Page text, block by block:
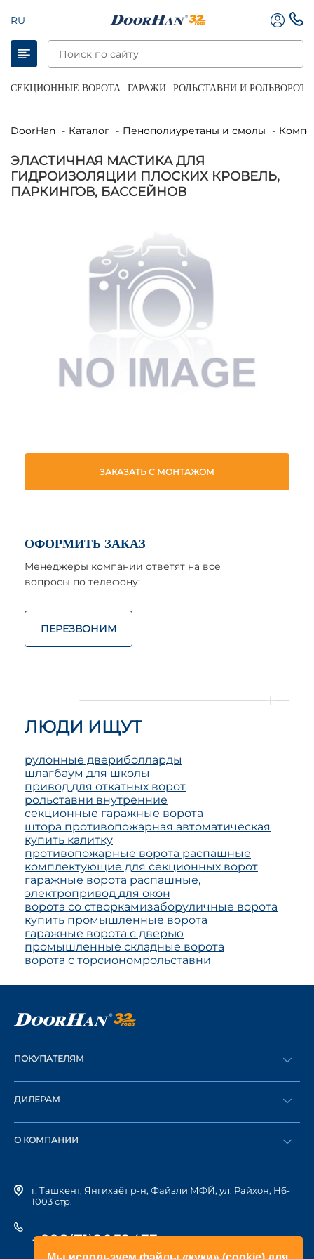
RU
СЕКЦИОННЫЕ ВОРОТА ГАРАЖИ РОЛЬСТАВНИ И РОЛЬВОРОТА
DoorHan Каталог Пенополиуретаны и смолы
ЭЛАСТИЧНАЯ МАСТИКА ДЛЯ
ГИДРОИЗОЛЯЦИИ ПЛОСКИХ КРОВЕЛЬ,
ПАРКИНГОВ, БАССЕЙНОВ
ЗАКАЗАТЬ С МОНТАЖОМ
ОФОРМИТЬ ЗАКАЗ
Менеджеры компании ответят на все
вопросы по телефону:
ПЕРЕЗВОНИМ
ЛЮДИ ИЩУТ
рулонные двериболларды
шлагбаум для школы
привод для откатных ворот
рольставни внутренние
секционные гаражные ворота
штора противопожарная автоматическая
купить калитку
противопожарные ворота распашные
комплектующие для секционных ворот
гаражные ворота распашные,
электропривод для окон
ворота со створкамизаборуличные ворота
купить промышленные ворота
гаражные ворота с дверью
промышленные складные ворота
ворота с торсиономрольставни
ПОКУПАТЕЛЯМ
Оформить заказ
Каталог
ДИЛЕРАМ
Стать дилером
О КОМПАНИИ
История компании
г. Ташкент, Янгихаёт р-н, Файзли МФЙ, ул. Райхон, Н6-
1003 стр.
+998(71)2052433